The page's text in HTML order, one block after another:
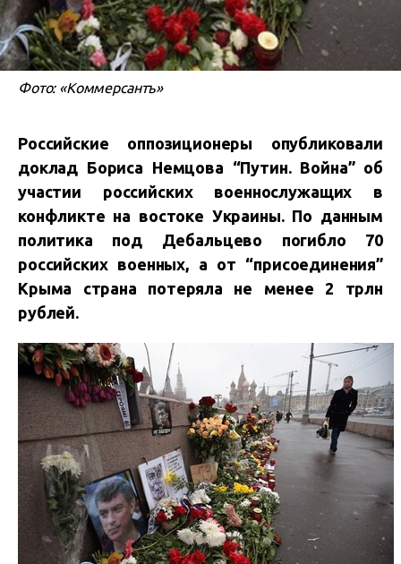
Фото: «Коммерсантъ»
Российские оппозиционеры опубликовали
доклад Бориса Немцова “Путин. Война” об
участии российских военнослужащих в
конфликте на востоке Украины. По данным
политика под Дебальцево погибло 70
российских военных, а от “присоединения”
Крыма страна потеряла не менее 2 трлн
рублей.